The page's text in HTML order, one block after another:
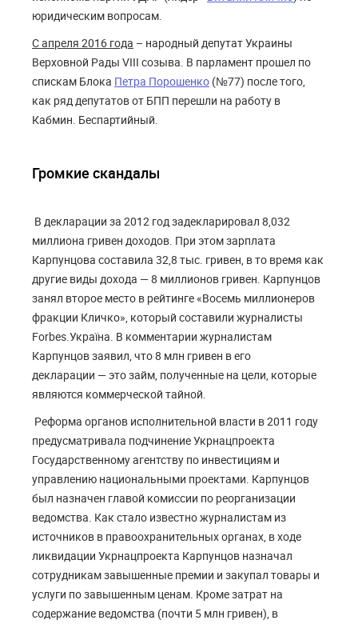
юридическим вопросам.
С апреля 2016 года – народный депутат Украины
Верховной Рады VIII созыва. В парламент прошел по
спискам Блока Петра Порошенко (№77) после того,
как ряд депутатов от БПП перешли на работу в
Кабмин. Беспартийный.
Громкие скандалы
В декларации за 2012 год задекларировал 8,032
миллиона гривен доходов. При этом зарплата
Карпунцова составила 32,8 тыс. гривен, в то время как
другие виды дохода — 8 миллионов гривен. Карпунцов
занял второе место в рейтинге «Восемь миллионеров
фракции Кличко», который составили журналисты
Forbes.Україна. В комментарии журналистам
Карпунцов заявил, что 8 млн гривен в его
декларации — это займ, полученные на цели, которые
являются коммерческой тайной.
Реформа органов исполнительной власти в 2011 году
предусматривала подчинение Укрнацпроекта
Государственному агентству по инвестициям и
управлению национальными проектами. Карпунцов
был назначен главой комиссии по реорганизации
ведомства. Как стало известно журналистам из
источников в правоохранительных органах, в ходе
ликвидации Укрнацпроекта Карпунцов назначал
сотрудникам завышенные премии и закупал товары и
услуги по завышенным ценам. Кроме затрат на
содержание ведомства (почти 5 млн гривен), в